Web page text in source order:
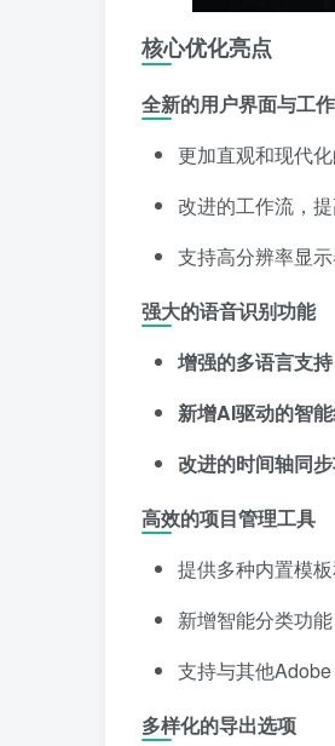
核心优化亮点
全新的用户界面与工
更加直观和现代
改进的工作流，
支持高分辨率显
强大的语音识别功能
增强的多语言支持
新增AI驱动的智
改进的时间轴同
高效的项目管理工具
提供多种内置模
新增智能分类功
支持与其他
多样化的导出选项